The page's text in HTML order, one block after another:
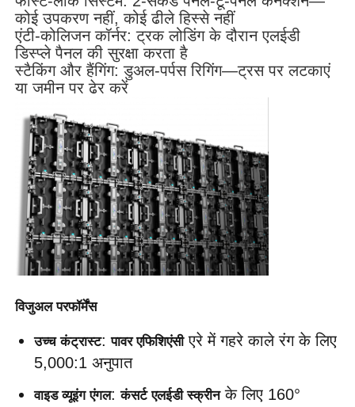
उद्धरण मांगें
एलईडी वीडियो दीवार प्रदर्शन
एलईडी प्रदर्शन स्क्रीन
संगीत कार्यक्रम एलईडी स्क्रीन
स्टेज एलईडी स्क्रीन किराया
पारदर्शी एलईडी प्रदर्शन
एसएमडी एलईडी स्क्रीन
कोई उपकरण नहीं, कोई ढीले हिस्से नहीं
एंटी-कोलिजन कॉर्नर: ट्रक लोडिंग के दौरान एलईडी
डिस्प्ले पैनल की सुरक्षा करता है
स्टैकिंग और हैंगिंग: डुअल-पर्पस रिगिंग—ट्रस पर लटकाएं
या जमीन पर ढेर करें
विजुअल परफॉर्मेंस
उच्च कंट्रास्ट: पावर एफिशिएंसी एरे में गहरे काले रंग के लिए
5,000:1 अनुपात
वाइड व्यूइंग एंगल: कंसर्ट एलईडी स्क्रीन के लिए 160°